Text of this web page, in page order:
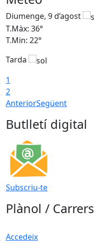
Diumenge, 9 d’agost
T.Màx: 36°
T.Min: 22°
Tarda
1
2
AnteriorSegüent
Butlletí digital
Subscriu-te
Plànol / Carrers
Accedeix